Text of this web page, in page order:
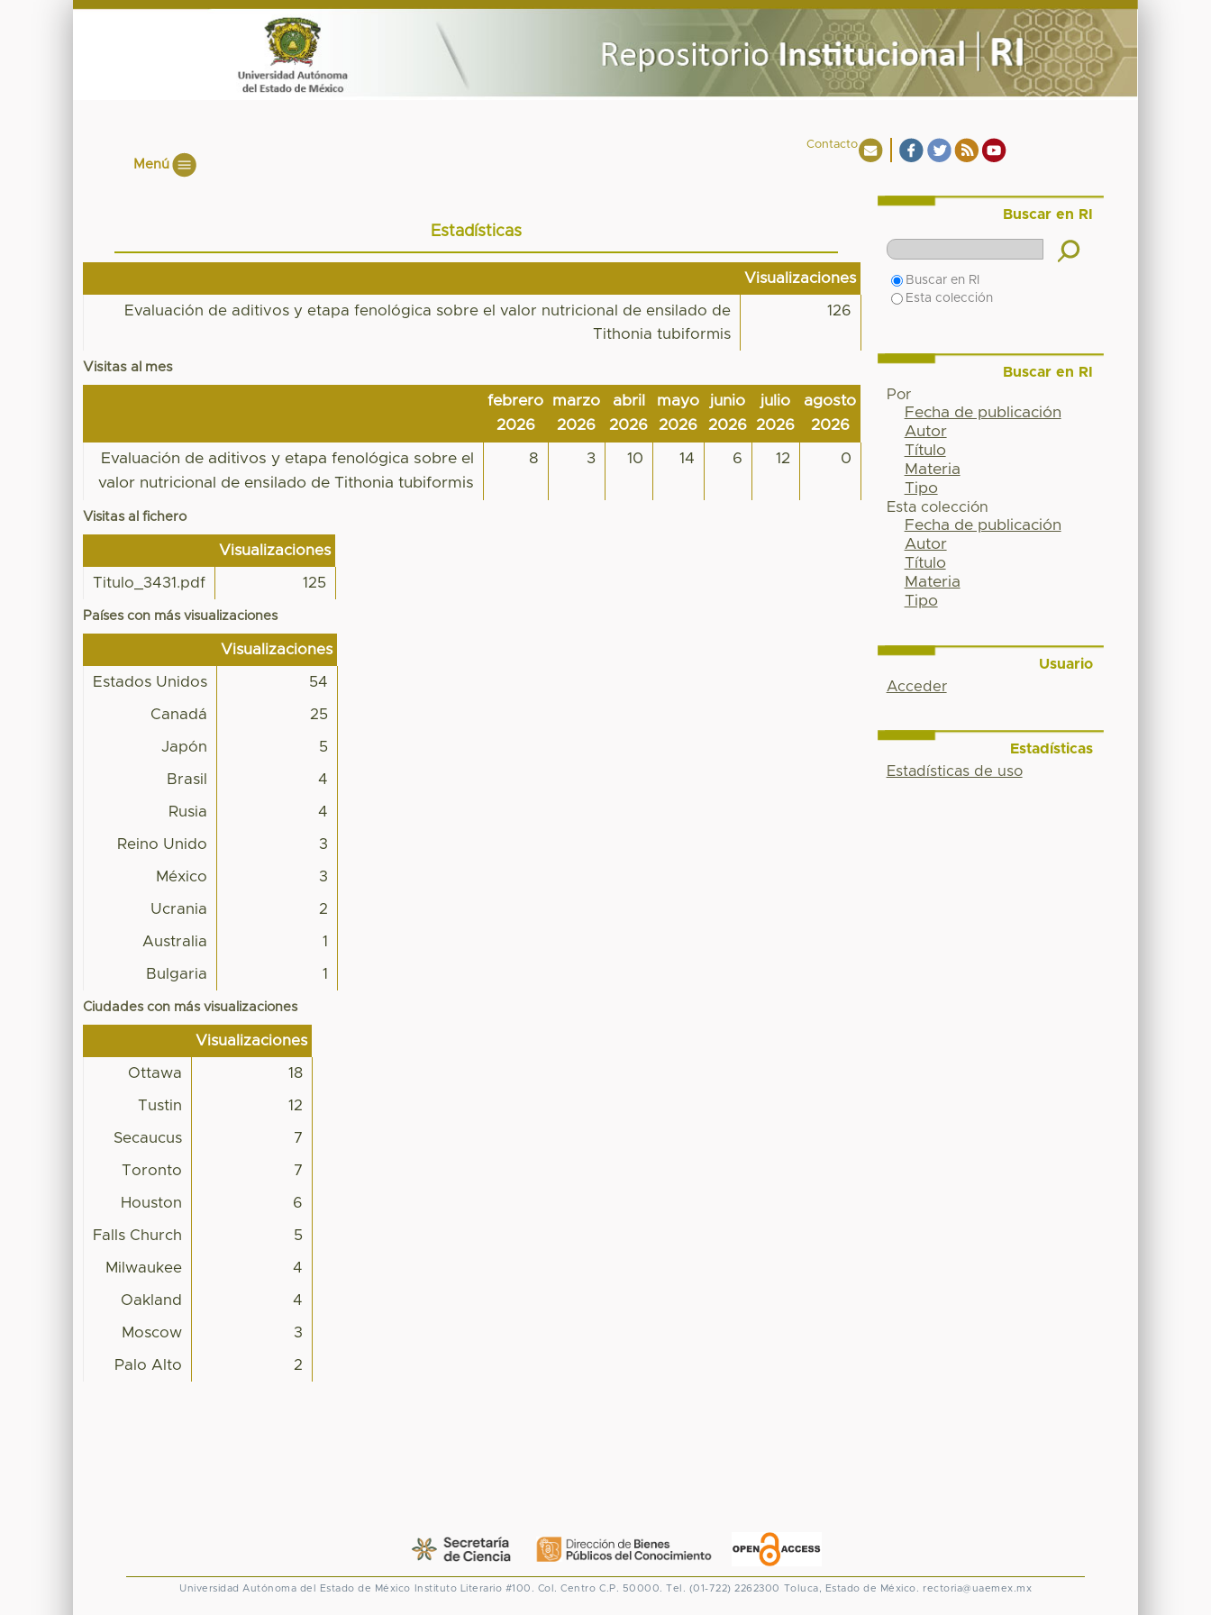
Contacto
Menú
Estadísticas
Visualizaciones
Evaluación de aditivos y etapa fenológica sobre el valor nutricional de ensilado de
Tithonia tubiformis
126
Visitas al mes
febrero
2026
marzo
2026
abril
2026
mayo
2026
junio
2026
julio
2026
agosto
2026
Evaluación de aditivos y etapa fenológica sobre el
valor nutricional de ensilado de Tithonia tubiformis
8 3 10 14 6 12 0
Visitas al fichero
Visualizaciones
Titulo_3431.pdf 125
Países con más visualizaciones
Visualizaciones
Estados Unidos 54
Canadá 25
Japón 5
Brasil 4
Rusia 4
Reino Unido 3
México 3
Ucrania 2
Australia 1
Bulgaria 1
Ciudades con más visualizaciones
Visualizaciones
Ottawa 18
Tustin 12
Secaucus 7
Toronto 7
Houston 6
Falls Church 5
Milwaukee 4
Oakland 4
Moscow 3
Palo Alto 2
Buscar en RI
Buscar en RI
Esta colección
Buscar en RI
Por
Fecha de publicación
Autor
Título
Materia
Tipo
Esta colección
Fecha de publicación
Autor
Título
Materia
Tipo
Usuario
Acceder
Estadísticas
Estadísticas de uso
Universidad Autónoma del Estado de México Instituto Literario #100. Col. Centro C.P. 50000. Tel. (01-722) 2262300 Toluca, Estado de México. rectoria@uaemex.mx